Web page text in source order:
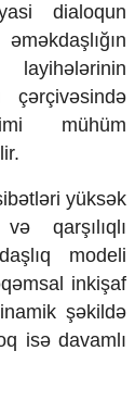
dialoqun
layihələrinin
çərçivəsində
mühüm
yüksək
qarşılıqlı
modeli
inkişaf
şəkildə
isə davamlı